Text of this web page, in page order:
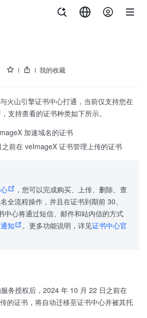
我的收藏
火山引擎证书中心打通，当前仅支持您在
支持查看的证书种类如下所示。
加速域名的证书
前在 veImageX 证书管理上传的证书
，您可以完成购买、上传、删除、查
全流程操作，并且在证书到期前 30、
中心将通过短信、邮件和站内信的方式
知 。更多功能说明，详见证书中心官
务授权后，2024 年 10 月 22 日之前在
的证书，将自动迁移至证书中心并被其托